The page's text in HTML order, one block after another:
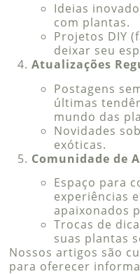
Ideias
com plantas.
Projetos DIY
deixar seu
Atualizações
Postagens
últimas
mundo das
Novidades
exóticas.
Comunidade de
Espaço para
experiências
apaixonados
Trocas de
suas plantas
Nossos artigos são
para oferecer